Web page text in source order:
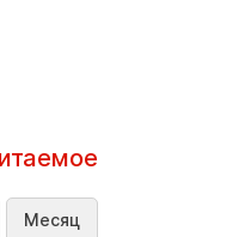
Месяц